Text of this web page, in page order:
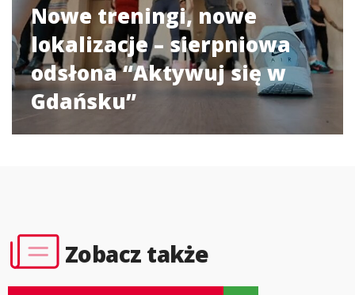
Nowe treningi, nowe
lokalizacje – sierpniowa
odsłona “Aktywuj się w
Gdańsku”
Zobacz także